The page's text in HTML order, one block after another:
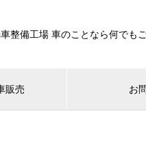
整備工場 車のことなら何でも
販売 お